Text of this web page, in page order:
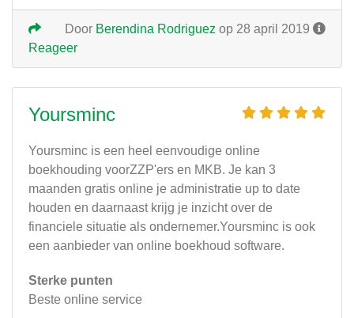
Door Berendina Rodriguez op 28 april 2019
Reageer
Yoursminc
Yoursminc is een heel eenvoudige online
boekhouding voorZZP'ers en MKB. Je kan 3
maanden gratis online je administratie up to date
houden en daarnaast krijg je inzicht over de
financiele situatie als ondernemer.Yoursminc is ook
een aanbieder van online boekhoud software.
Sterke punten
Beste online service